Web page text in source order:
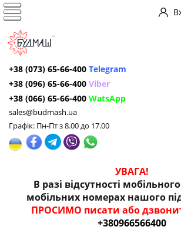
+38 (073) 65-66-400 Telegram
+38 (096) 65-66-400 Viber
+38 (066) 65-66-400 WatsApp
sales@budmash.ua
Графік: Пн-Пт з 8.00 до 17.00
УВАГА!
В разі відсутності
мобільних номерах нашого
ПРОСИМО писати або
+380966566400